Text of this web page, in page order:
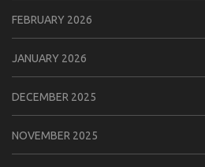
FEBRUARY 2026
JANUARY 2026
DECEMBER 2025
NOVEMBER 2025